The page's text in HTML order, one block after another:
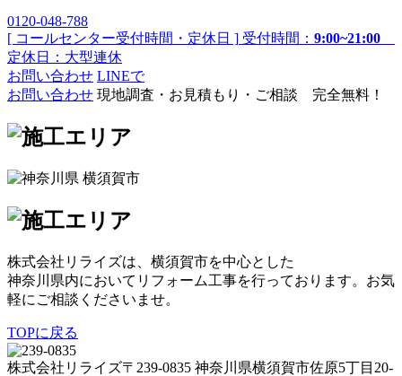
0120-048-788
[ コールセンター受付時間・定休日 ] 受付時間： 9:00~21:00
定休日：大型連休
お問い合わせ LINEで
お問い合わせ 現地調査・お見積もり・ご相談 完全無料！
株式会社リライズは、横須賀市を中心とした
神奈川県内においてリフォーム工事を行っております。お気
軽にご相談くださいませ。
TOPに戻る
株式会社リライズ〒239-0835 神奈川県横須賀市佐原5丁目20-